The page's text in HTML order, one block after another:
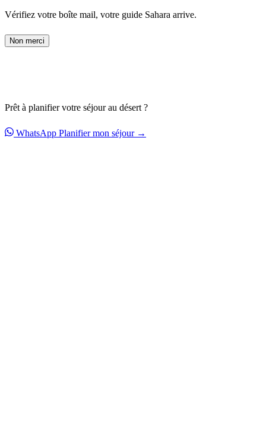
Vérifiez votre boîte mail, votre guide Sahara arrive.
Non merci
Prêt à planifier votre séjour au désert ?
WhatsApp Planifier mon séjour →